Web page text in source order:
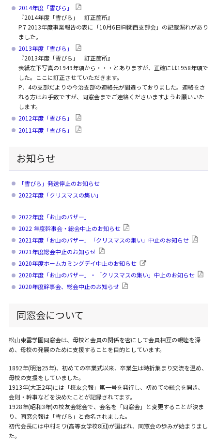
2014年度「雪びら」
『2014年度「雪びら」 訂正箇所』
P.7 2013年度事業報告の表に「10月6日㈰関西支部会」の記載漏れがあり
ました。
2013年度「雪びら」
『2013年度「雪びら」 訂正箇所』
表紙左下写真の1949年頃から・・・とありますが、正確には1958年頃で
した。ここに訂正させていただきます。
P．4の支部だよりの今治支部の連絡先が間違っておりました。連絡をさ
れる方はお手数ですが、同窓会までご連絡くださいますようお願いいた
します。
2012年度「雪びら」
2011年度「雪びら」
お知らせ
「雪びら」発送停止のお知らせ
2022年度「クリスマスの集い」
2022年度「お山のバザー」
2022 年度幹事会・総会中止のお知らせ
2021年度「お山のバザー」「クリスマスの集い」中止のお知らせ
2021年度総会中止のお知らせ
2020年度ホームカミングデイ中止のお知らせ
2020年度「お山のバザー」・「クリスマスの集い」中止のお知らせ
2020年度幹事会、総会中止のお知らせ
同窓会について
松山東雲学園同窓会は、母校と会員の関係を密にして会員相互の親睦を深
め、母校の発展のために支援することを目的としています。
1892年(明治25年)、初めての卒業式以来、卒業生は時折集まり交流を温め、
母校の支援をしていました。
1913年(大正2年)には「校友会報」第一号を発行し、初めての総会を開き、
会則・幹事などを決めたことが記録されてます。
1928年(昭和3年)の校友会総会で、会名を「同窓会」と変更することが決ま
り、同窓会報は「雪びら」と命名されました。
初代会長には中村ミワ(高等女学校8回)が選ばれ、同窓会の歩みが始まりまし
た。